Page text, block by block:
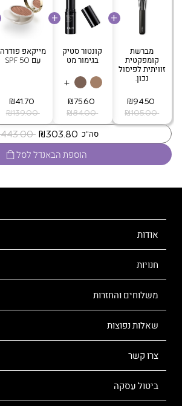
מברשת
קומפקטית
זוויתית לפיסול
נכון.
‏ ₪105.00
קונטור סטיק
בגימור מט
+
‏ ₪84.00
מייקאפ פודרה
עם SPF 50
‏ ₪139.00
סה"כ ‏ ₪443.00
הוספת הבאנדל לסל
אודות
חנויות
משלוחים והחזרות
שאלות נפוצות
צרו קשר
ביטול עסקה